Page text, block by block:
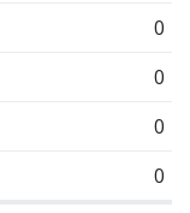
0
0
0
0